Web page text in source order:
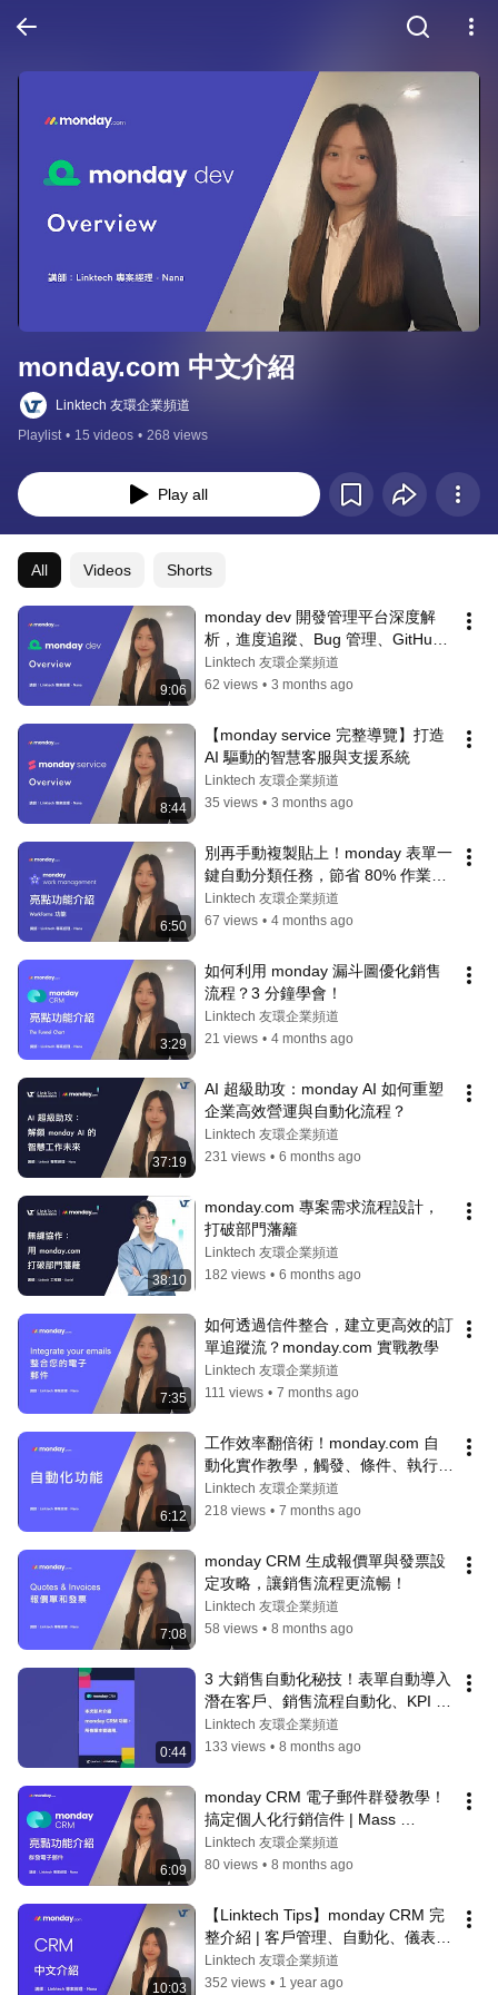
monday.com 中文介紹
Linktech 友環企業頻道
Playlist • 15 videos • 268 views
Play all
All Videos Shorts
9:06
monday dev 開發管理平台深度解
析，進度追蹤、Bug 管理、GitHub
整合一個平台全部搞定！
Linktech 友環企業頻道
62 views • 3 months ago
8:44
【monday service 完整導覽】打造
AI 驅動的智慧客服與支援系統
Linktech 友環企業頻道
35 views • 3 months ago
6:50
別再手動複製貼上！monday 表單一
鍵自動分類任務，節省 80% 作業時
間
Linktech 友環企業頻道
67 views • 4 months ago
3:29
如何利用 monday 漏斗圖優化銷售
流程？3 分鐘學會！
Linktech 友環企業頻道
21 views • 4 months ago
37:19
AI 超級助攻：monday AI 如何重塑
企業高效營運與自動化流程？
Linktech 友環企業頻道
231 views • 6 months ago
38:10
monday.com 專案需求流程設計，
打破部門藩籬
Linktech 友環企業頻道
182 views • 6 months ago
7:35
如何透過信件整合，建立更高效的訂
單追蹤流？monday.com 實戰教學
Linktech 友環企業頻道
111 views • 7 months ago
6:12
工作效率翻倍術！monday.com 自
動化實作教學，觸發、條件、執行一
次搞懂 | Automation
Linktech 友環企業頻道
218 views • 7 months ago
7:08
monday CRM 生成報價單與發票設
定攻略，讓銷售流程更流暢！
Linktech 友環企業頻道
58 views • 8 months ago
0:44
3 大銷售自動化秘技！表單自動導入
潛在客戶、銷售流程自動化、KPI 視
覺化追蹤 | Linktech x monday.com
#mondaycrm #crm #salestools
Linktech 友環企業頻道
133 views • 8 months ago
6:09
monday CRM 電子郵件群發教學！
搞定個人化行銷信件 | Mass
emailing
Linktech 友環企業頻道
80 views • 8 months ago
10:03
【Linktech Tips】monday CRM 完
整介紹 | 客戶管理、自動化、儀表板
全攻略！
Linktech 友環企業頻道
352 views • 1 year ago